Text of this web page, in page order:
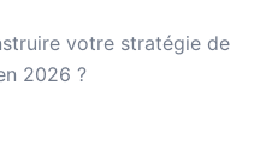
votre stratégie de
2026 ?